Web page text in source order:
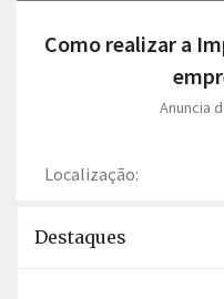
Como realizar a
Anuncia
Localização:
Destaques